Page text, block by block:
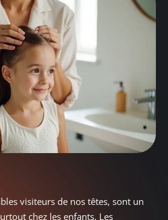
visiteurs de nos têtes, sont un
chez les enfants. Les